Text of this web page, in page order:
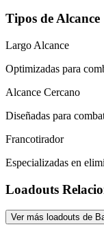
Tipos de Alcance
Largo Alcance
Optimizadas para
Alcance Cercano
Diseñadas para
Francotirador
Especializadas en
Loadouts
Ver más loadouts de